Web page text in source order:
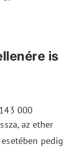
is
000
az ether
esetében pedig